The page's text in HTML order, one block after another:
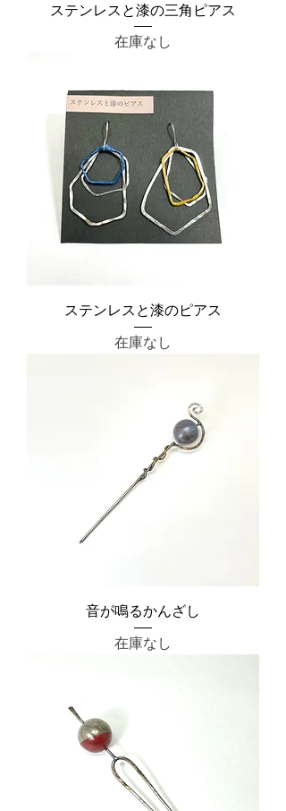
ステンレスと漆の三角ピアス
在庫なし
ステンレスと漆のピアス
在庫なし
音が鳴るかんざし
在庫なし